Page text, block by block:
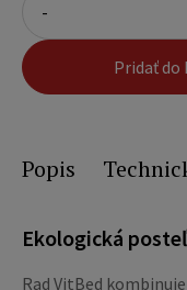
-
Pridať do
Popis
Ekologická
Rad VitBed